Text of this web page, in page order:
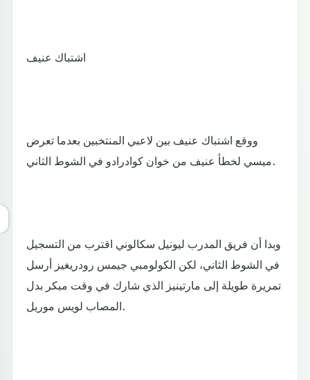
اشتباك عنيف
ووقع اشتباك عنيف بين لاعبي المنتخبين بعدما تعرض
ميسي لخطأ عنيف من خوان كوادرادو في الشوط الثاني.
وبدا أن فريق المدرب ليونيل سكالوني اقترب من التسجيل
في الشوط الثاني، لكن الكولومبي جيمس رودريغيز أرسل
تمريرة طويلة إلى مارتينيز الذي شارك في وقت مبكر بدل
المصاب لويس موريل.